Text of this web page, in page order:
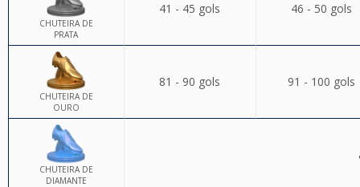
CHUTEIRA DE
PRATA
41 - 45 gols 46 - 50 gols
CHUTEIRA DE
OURO
81 - 90 gols 91 - 100 gols
CHUTEIRA DE
DIAMANTE